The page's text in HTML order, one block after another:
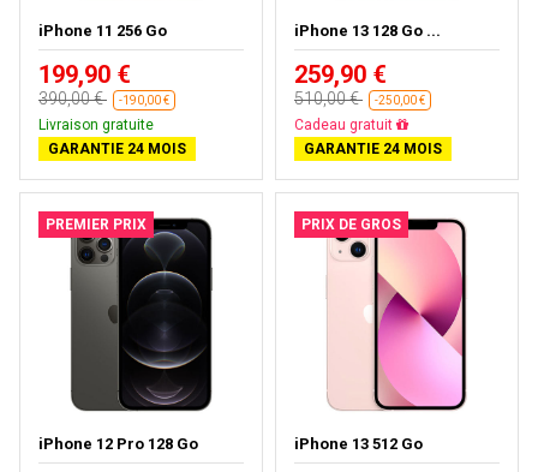
iPhone 11 256 Go
199,90 €
390,00 € -190,00 €
Livraison gratuite
GARANTIE 24 MOIS
iPhone 13 128 Go ...
259,90 €
510,00 € -250,00 €
Cadeau gratuit
GARANTIE 24 MOIS
PREMIER PRIX
iPhone 12 Pro 128 Go
PRIX DE GROS
iPhone 13 512 Go